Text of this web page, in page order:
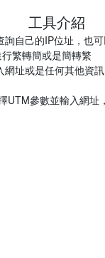
工具介紹
詢自己的IP位址，也
繁轉簡或是簡轉繁
網址或是任何其他資
UTM參數並輸入網址